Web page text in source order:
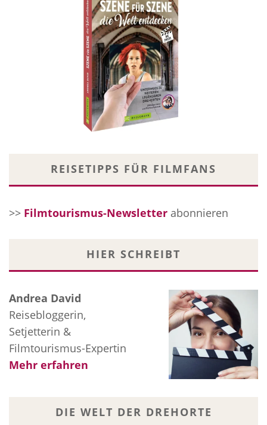
REISETIPPS FÜR FILMFANS
>> Filmtourismus-Newsletter abonnieren
HIER SCHREIBT
Andrea David
Reisebloggerin,
Setjetterin &
Filmtourismus-Expertin
Mehr erfahren
DIE WELT DER DREHORTE